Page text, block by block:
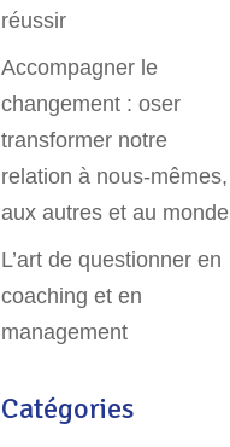
réussir
Accompagner le
changement : oser
transformer notre
relation à nous-mêmes,
aux autres et au monde
L’art de questionner en
coaching et en
management
Catégories